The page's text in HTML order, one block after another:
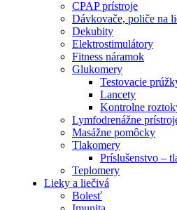
CPAP prístroje
Dávkovače, poliče na
Dekubity
Elektrostimulátory
Fitness náramok
Glukomery
Testovacie
Lancety
Kontrolne
Lymfodrenážne
Masážne pomôcky
Tlakomery
Príslušenstvo –
Teplomery
Lieky a liečivá
Bolesť